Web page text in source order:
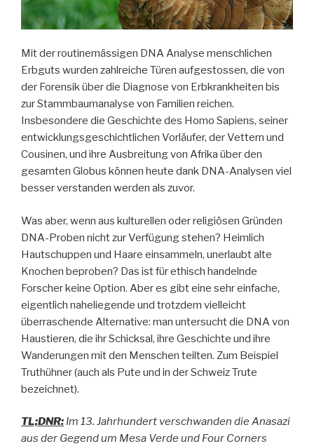
Mit der routinemässigen DNA Analyse menschlichen
Erbguts wurden zahlreiche Türen aufgestossen, die von
der Forensik über die Diagnose von Erbkrankheiten bis
zur Stammbaumanalyse von Familien reichen.
Insbesondere die Geschichte des Homo Sapiens, seiner
entwicklungsgeschichtlichen Vorläufer, der Vettern und
Cousinen, und ihre Ausbreitung von Afrika über den
gesamten Globus können heute dank DNA-Analysen viel
besser verstanden werden als zuvor.
Was aber, wenn aus kulturellen oder religiösen Gründen
DNA-Proben nicht zur Verfügung stehen? Heimlich
Hautschuppen und Haare einsammeln, unerlaubt alte
Knochen beproben? Das ist für ethisch handelnde
Forscher keine Option. Aber es gibt eine sehr einfache,
eigentlich naheliegende und trotzdem vielleicht
überraschende Alternative: man untersucht die DNA von
Haustieren, die ihr Schicksal, ihre Geschichte und ihre
Wanderungen mit den Menschen teilten. Zum Beispiel
Truthühner (auch als Pute und in der Schweiz Trute
bezeichnet).
TL;DNR: Im 13. Jahrhundert verschwanden die Anasazi
aus der Gegend um Mesa Verde und Four Corners